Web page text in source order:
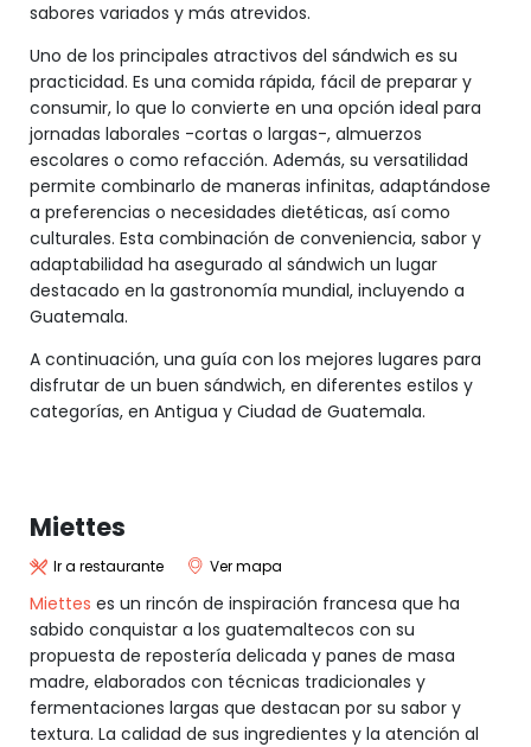
sabores variados y más atrevidos.
Uno de los principales atractivos del sándwich es su
practicidad. Es una comida rápida, fácil de preparar y
consumir, lo que lo convierte en una opción ideal para
jornadas laborales -cortas o largas-, almuerzos
escolares o como refacción. Además, su versatilidad
permite combinarlo de maneras infinitas, adaptándose
a preferencias o necesidades dietéticas, así como
culturales. Esta combinación de conveniencia, sabor y
adaptabilidad ha asegurado al sándwich un lugar
destacado en la gastronomía mundial, incluyendo a
Guatemala.
A continuación, una guía con los mejores lugares para
disfrutar de un buen sándwich, en diferentes estilos y
categorías, en Antigua y Ciudad de Guatemala.
Miettes
Ir a restaurante Ver mapa
Miettes es un rincón de inspiración francesa que ha
sabido conquistar a los guatemaltecos con su
propuesta de repostería delicada y panes de masa
madre, elaborados con técnicas tradicionales y
fermentaciones largas que destacan por su sabor y
textura. La calidad de sus ingredientes y la atención al